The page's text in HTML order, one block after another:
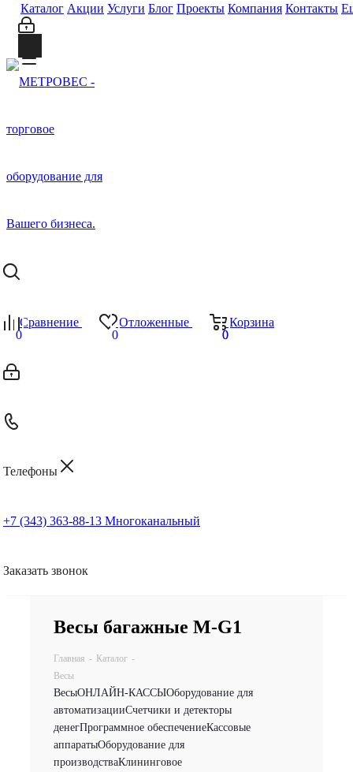
Каталог Акции Услуги Блог Проекты Компания Контакты
Сравнение
0
Отложенные
0
Корзина
0
0
Телефоны
+7 (343) 363-88-13 Многоканальный
Заказать звонок
Весы багажные M-G1
Главная - Каталог -
Весы
ВесыОНЛАЙН-КАССЫОборудование для
автоматизацииСчетчики и детекторы
денегПрограммное обеспечениеКассовые
аппаратыОборудование для
производстваКлининговое